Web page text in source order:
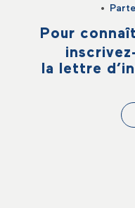
Pour
la lettre